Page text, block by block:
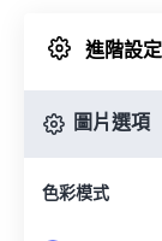
進階設定
圖片選項
色彩模式